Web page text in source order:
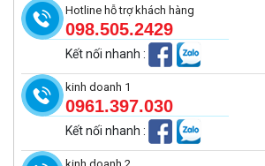
Hotline hỗ trợ khách hàng
098.505.2429
Kết nối nhanh :
kinh doanh 1
0961.397.030
Kết nối nhanh :